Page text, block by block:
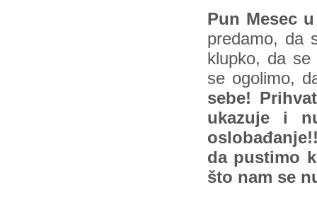
Pun Mesec
predamo, da
klupko, da
se ogolimo,
sebe!
ukazuje i
da pustimo
što nam se